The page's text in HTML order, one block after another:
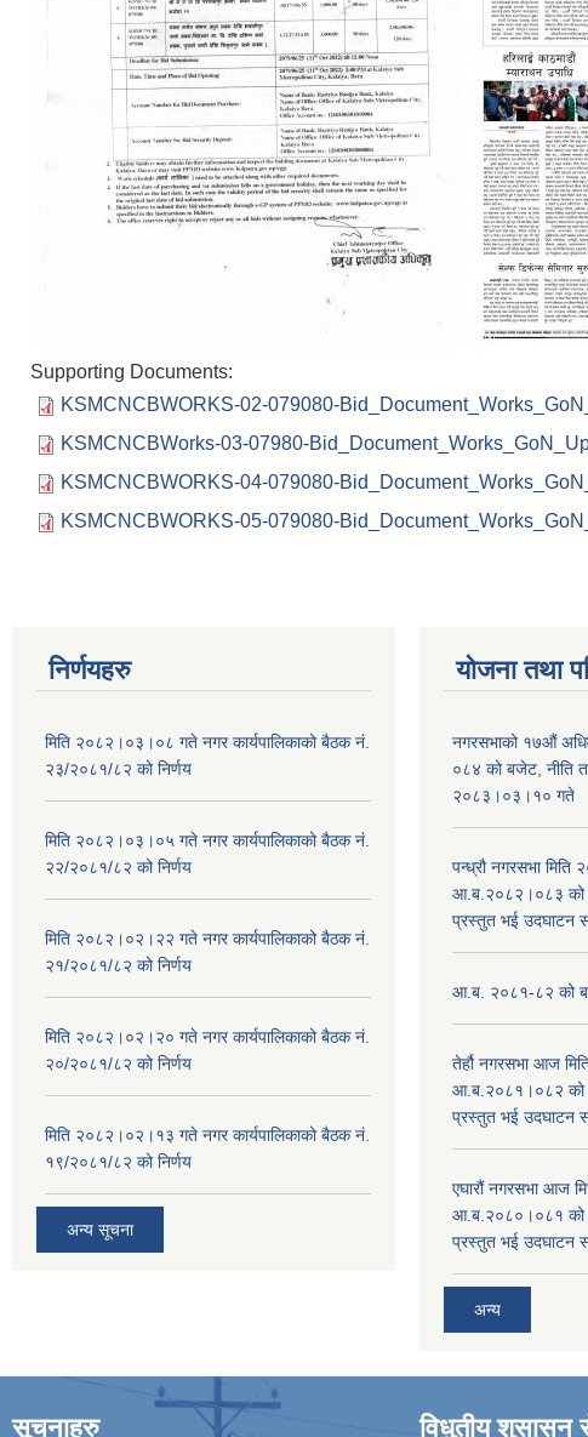
Supporting Documents:
KSMCNCBWORKS-02-079080-
KSMCNCBWorks-03-07980-
KSMCNCBWORKS-04-079080-
KSMCNCBWORKS-05-079080-
निर्णयहरु
मिति २०८२।०३।०८ गते नगर कार्यपालिकाको बैठक नं.
२३/२०८१/८२ को निर्णय
मिति २०८२।०३।०५ गते नगर कार्यपालिकाको बैठक नं.
२२/२०८१/८२ को निर्णय
मिति २०८२।०२।२२ गते नगर कार्यपालिकाको बैठक नं.
२१/२०८१/८२ को निर्णय
मिति २०८२।०२।२० गते नगर कार्यपालिकाको बैठक नं.
२०/२०८१/८२ को निर्णय
मिति २०८२।०२।१३ गते नगर कार्यपालिकाको बैठक नं.
१९/२०८१/८२ को निर्णय
अन्य सूचना
योजना तथा
नगरसभाको १७औं
०८४ को बजेट, नीति
२०८३।०३।१० गते
पन्ध्रौ नगरसभा
आ.ब.२०८२।०८३ को
प्रस्तुत भई उदघाटन
आ.ब. २०८१-८२ को
तेर्हौ नगरसभा आज
आ.ब.२०८१।०८२ को
प्रस्तुत भई उदघाटन
एघारौं नगरसभा आज
आ.ब.२०८०।०८१ को
प्रस्तुत भई उदघाटन
अन्य
सूचनाहरु विधुतीय शुसासन